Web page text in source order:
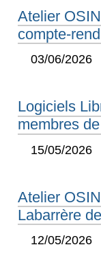
Atelier
compte-
03/06/2026
Logiciels
membres
15/05/2026
Atelier
Labarrère
12/05/2026